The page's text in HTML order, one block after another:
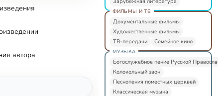
автора
ФИЛЬМЫ И ТВ
Документальные фильмы
Художественные фильмы
ТВ-передачи
Семейное кино
МУЗЫКА
Богослужебное пение Русской
Колокольный звон
Песнопения поместных церквей
Классическая музыка